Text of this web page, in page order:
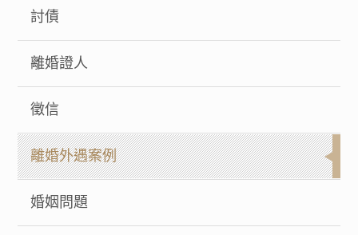
討債
離婚證人
徵信
離婚外遇案例
婚姻問題